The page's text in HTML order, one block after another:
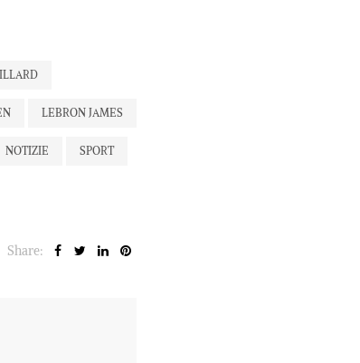
LEBRON JAMES
NOTIZIE SPORT
Share: